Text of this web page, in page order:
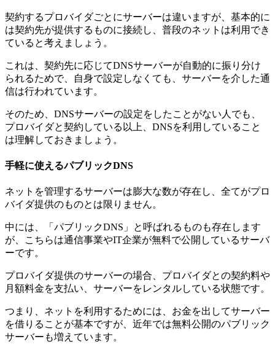
契約するプロバイダごとにサーバーは違いますが、基本的に
は契約先が提供するものに接続し、普段のネットは利用でき
ていると考えましょう。
これは、契約先に応じてDNSサーバーが自動的に振り分け
られるためで、自身で設定しなくても、サーバーを介した通
信は行われています。
そのため、DNSサーバーの設定をしたことがない人でも、
プロバイダと契約している以上、DNSを利用していること
は理解しておきましょう。
手軽に使えるパブリックDNS
ネットを管理するサーバーは膨大な数が存在し、全てがプロ
バイダ提供のものとは限りません。
中には、「パブリックDNS」と呼ばれるものも存在します
が、こちらは通信事業やIT企業が無料で公開しているサーバ
ーです。
プロバイダ提供のサーバーの場合、プロバイダとの契約料や
月額料金を支払い、サーバーをレンタルしている状態です。
つまり、ネットを利用するためには、お金を出してサーバー
を借りることが基本ですが、近年では無料公開のパブリック
サーバーも増えています。